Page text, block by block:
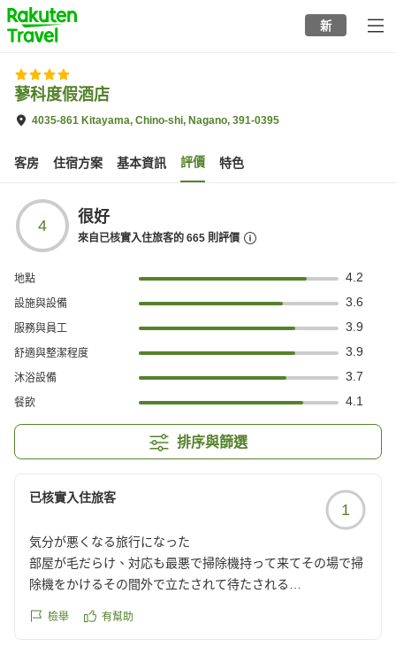
to
top
page
新
蓼科度假酒店
4035-861 Kitayama, Chino-shi, Nagano, 391-0395
客房 住宿方案 基本資訊 評價 特色
4 很好
來自已核實入住旅客的 665 則評價
地點 4.2
設施與設備 3.6
服務與員工 3.9
舒適與整潔程度 3.9
沐浴設備 3.7
餐飲 4.1
排序與篩選
已核實入住旅客
1
気分が悪くなる旅行になった
部屋が毛だらけ、対応も最悪で掃除機持って来てその場で掃
除機をかけるその間外で立たされて待たされる
支配人は部屋に土足で入る始末
檢舉 有幫助